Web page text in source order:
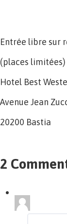
Entrée libre sur
(places limitées)
Hotel Best
Avenue Jean
20200 Bastia
2